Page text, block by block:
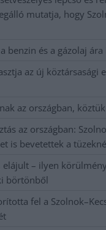
mutatja, hogy
benzin és a gázolaj ára
az új köztársasági
az országban,
az országban:
is bevetettek a
elájult – ilyen
börtönből
fel a